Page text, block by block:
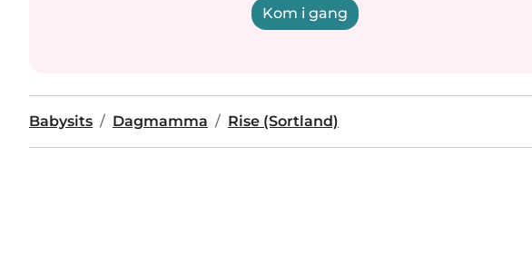
Kom i gang
Babysits Dagmamma Rise (Sortland)